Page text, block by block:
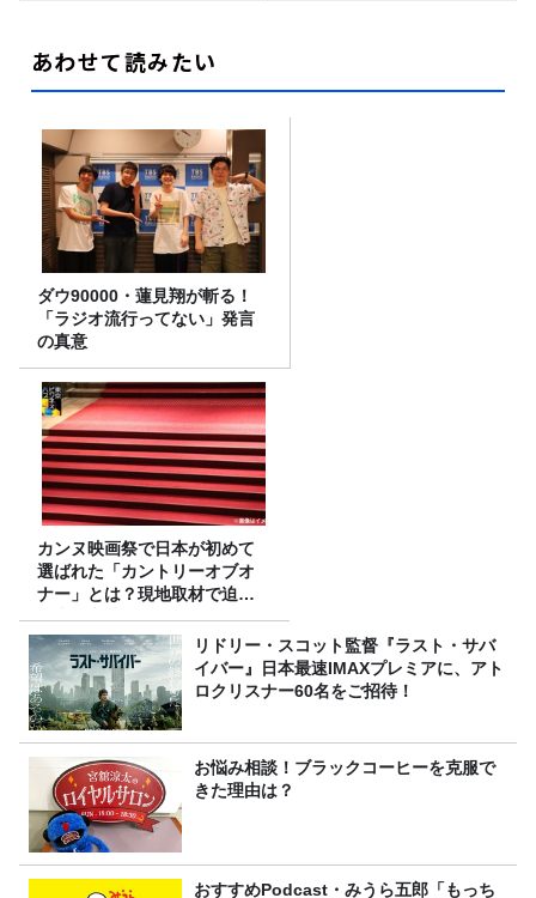
あわせて読みたい
ダウ90000・蓮見翔が斬る！
「ラジオ流行ってない」発言
の真意
カンヌ映画祭で日本が初めて
選ばれた「カントリーオブオ
ナー」とは？現地取材で迫る
選出の意味
リドリー・スコット監督『ラスト・サバ
イバー』日本最速IMAXプレミアに、アト
ロクリスナー60名をご招待！
お悩み相談！ブラックコーヒーを克服で
きた理由は？
おすすめPodcast・みうら五郎「もっち